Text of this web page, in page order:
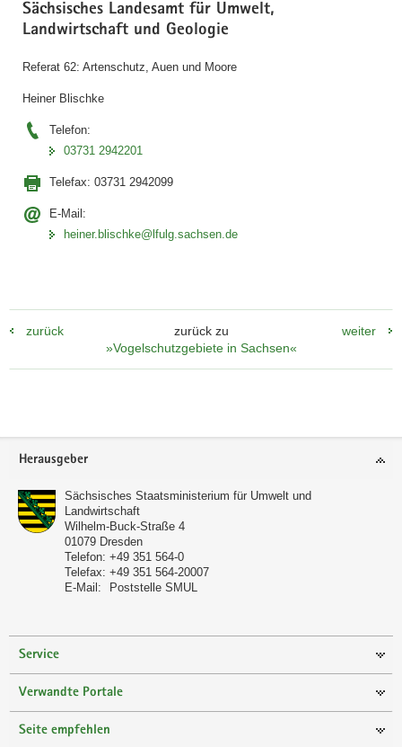
Sächsisches Landesamt für Umwelt,
Landwirtschaft und Geologie
Referat 62: Artenschutz, Auen und Moore
Heiner Blischke
Telefon:
03731 2942201
Telefax: 03731 2942099
E-Mail:
heiner.blischke@lfulg.sachsen.de
zurück
zurück zu
»Vogelschutzgebiete in Sachsen«
weiter
Footer-
Herausgeber
Sächsisches Staatsministerium für Umwelt und
Landwirtschaft
Wilhelm-Buck-Straße 4
01079 Dresden
Telefon: +49 351 564-0
Telefax: +49 351 564-20007
E-Mail:
Poststelle SMUL
Service
Verwandte Portale
Seite empfehlen